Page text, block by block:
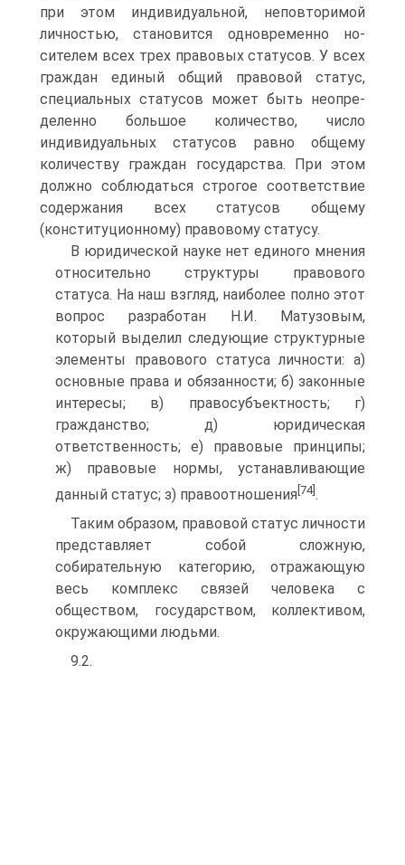
при этом индивиду­альной, неповторимой
личностью, становится одновременно но­
сителем всех трех правовых статусов. У всех
граждан единый об­щий правовой статус,
специальных статусов может быть неопре­
деленно большое количество, число
индивидуальных статусов равно общему
количеству граждан государства. При этом
должно соблюдаться строгое соответствие
содержания всех статусов об­щему
(конституционному) правовому статусу.
В юридической науке нет единого мнения
относительно структуры правового
статуса. На наш взгляд, наиболее полно этот
вопрос разработан Н.И. Матузовым,
который выделил следу­ющие структурные
элементы правового статуса личности: а)
ос­новные права и обязанности; б) законные
интересы; в) право­субъектность; г)
гражданство; д) юридическая
ответственность; е) правовые принципы;
ж) правовые нормы, устанавливающие
данный статус; з) правоотношения [74].
Таким образом, правовой статус личности
представляет со­бой сложную,
собирательную категорию, отражающую
весь ком­плекс связей человека с
обществом, государством, коллективом,
окружающими людьми.
9.2.